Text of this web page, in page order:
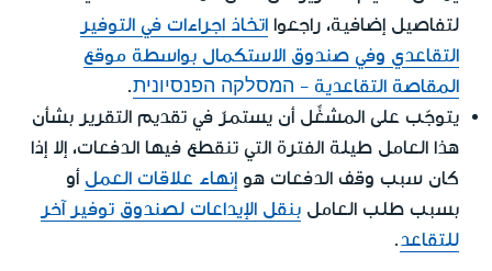
لتفاصيل إضافية، راجعوا اتخاذ اجراءات في التوفير
التقاعدي وفي صندوق الاستكمال بواسطة موقع
المقاصة التقاعدية - המסלקה הפנסיונית.
يتوجّب على المشغِّل أن يستمرّ في تقديم التقرير بشأن
هذا العامل طيلة الفترة التي تنقطع فيها الدفعات، إلا إذا
كان سبب وقف الدفعات هو إنهاء علاقات العمل أو
بسبب طلب العامل بنقل الإيداعات لصندوق توفير آخر
للتقاعد.